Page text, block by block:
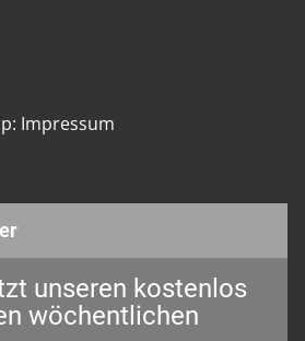
Impressum
unseren kostenlos
wöchentlichen